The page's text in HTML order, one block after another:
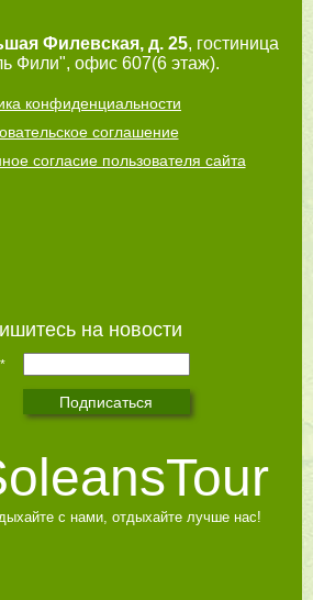
Филевская, д. 25, гостиница
Фили", офис 607(6 этаж).
конфиденциальности
соглашение
согласие пользователя сайта
на новости
с нами, отдыхайте лучше нас!